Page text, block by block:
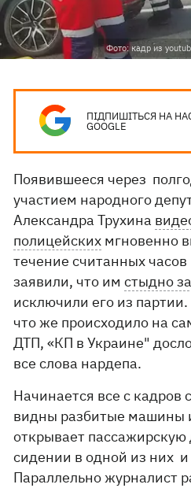
Фото: кадр из
ПІДПИШІТЬСЯ НА
GOOGLE
Появившееся через
участием народного
Александра Трухина
полицейских мгновенно
течение считанных часов
заявили, что имстыдно
исключили его из
что же происходило на
ДТП, «КП в Украине"
все слова нардепа.
Начинается все с кадров
видны разбитые машины
открывает
сидении в одной из них и
Параллельно журналист